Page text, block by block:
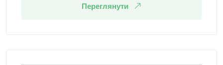
Переглянути